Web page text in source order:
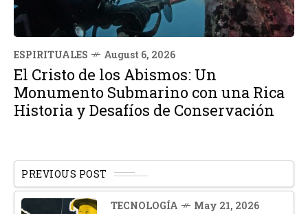
ESPIRITUALES August 6, 2026
El Cristo de los Abismos: Un
Monumento Submarino con una Rica
Historia y Desafíos de Conservación
PREVIOUS POST
TECNOLOGÍA May 21, 2026